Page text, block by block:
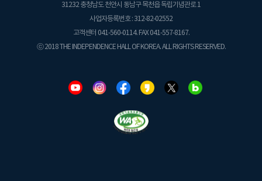
31232 충청남도 천안시 동남구 목천읍 독립기념관로 1
사업자등록번호 : 312-82-02552
고객센터 041-560-0114. FAX 041-557-8167.
ⓒ 2018 THE INDEPENDENCE HALL OF KOREA. ALL RIGHTS RESERVED.